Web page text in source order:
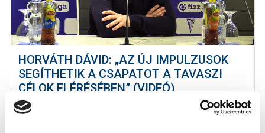
HORVÁTH DÁVID: „AZ ÚJ IMPULZUSOK
SEGÍTHETIK A CSAPATOT A TAVASZI
CÉLOK ELÉRÉSÉBEN” (VIDEÓ)
2025-12-20
Búcsúzó vezetőedzőnk, Horváth Dávid értékelte a ZTE